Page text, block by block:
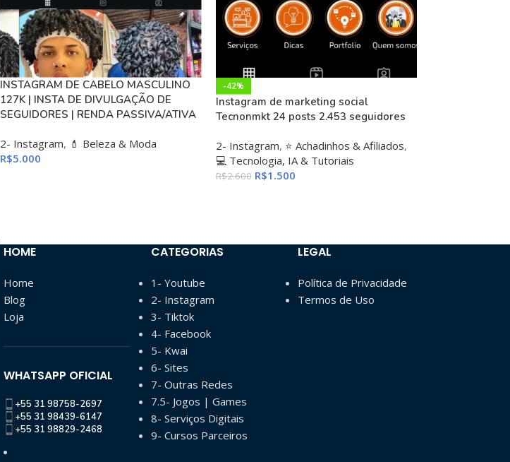
INSTAGRAM DE CABELO MASCULINO
127K | INSTA DE DIVULGAÇÃO DE
SEGUIDORES | RENDA PASSIVA/ATIVA
2- Instagram, 💄 Beleza & Moda
R$5.000
-42%
Instagram de marketing social
Tecnonmkt 24 posts 2.453 seguidores
2- Instagram, ⭐ Achadinhos & Afiliados,
💻 Tecnologia, IA & Tutoriais
R$2.600 R$1.500
HOME
Home
Blog
Loja
WHATSAPP OFICIAL
+55 31 98758-2697
+55 31 98439-6147
+55 31 98829-2468
CATEGORIAS
1- Youtube
2- Instagram
3- Tiktok
4- Facebook
5- Kwai
6- Sites
7- Outras Redes
7.5- Jogos | Games
8- Serviços Digitais
9- Cursos Parceiros
LEGAL
Política de Privacidade
Termos de Uso